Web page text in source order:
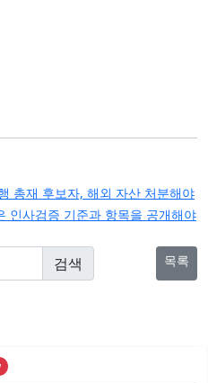
총재 후보자, 해외 자산 처분해야
인사검증 기준과 항목을 공개해야
목록